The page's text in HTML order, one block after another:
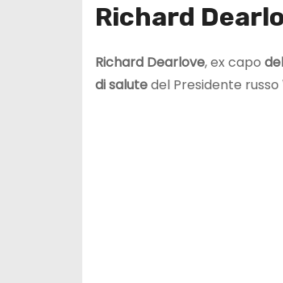
Richard
Richard Dearlove, ex capo
di salutedel Presidente russo